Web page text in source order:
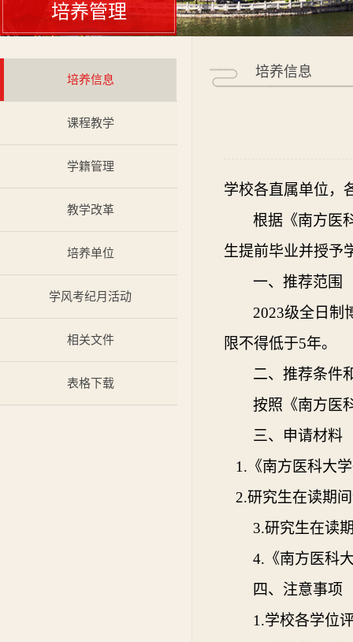
培养管理
培养信息
课程教学
学籍管理
教学改革
培养单位
学风考纪月活动
相关文件
表格下载
培养信息
学校各直属单位，
根据《南方医
生提前毕业并授予
一、推荐范围
2023级全日制
限不得低于5年。
二、推荐条件
按照《南方医
三、申请材料
1.《南方医科大
2.研究生在读期
3.研究生在读
4.《南方医科
四、注意事项
1.学校各学位